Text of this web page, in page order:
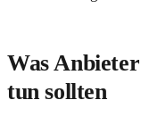
Was
tun sollten